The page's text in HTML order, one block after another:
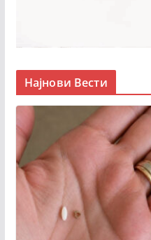
Најнови Вести